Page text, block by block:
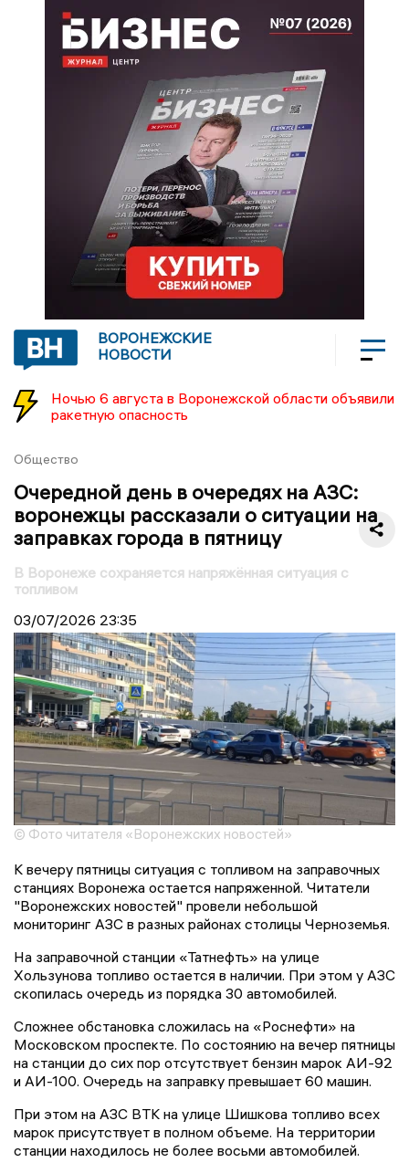
ВОРОНЕЖСКИЕ
НОВОСТИ
Ночью 6 августа в Воронежской области объявили
ракетную опасность
Общество
Очередной день в очередях на АЗС:
воронежцы рассказали о ситуации на
заправках города в пятницу
В Воронеже сохраняется напряжённая ситуация с
топливом
03/07/2026 23:35
© Фото читателя «Воронежских новостей»
К вечеру пятницы ситуация с топливом на заправочных
станциях Воронежа остается напряженной. Читатели
"Воронежских новостей" провели небольшой
мониторинг АЗС в разных районах столицы Черноземья.
На заправочной станции «Татнефть» на улице
Хользунова топливо остается в наличии. При этом у АЗС
скопилась очередь из порядка 30 автомобилей.
Сложнее обстановка сложилась на «Роснефти» на
Московском проспекте. По состоянию на вечер пятницы
на станции до сих пор отсутствует бензин марок АИ-92
и АИ-100. Очередь на заправку превышает 60 машин.
При этом на АЗС ВТК на улице Шишкова топливо всех
марок присутствует в полном объеме. На территории
станции находилось не более восьми автомобилей.